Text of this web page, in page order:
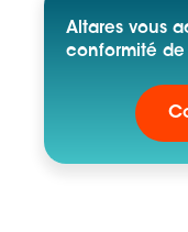
Altares vous
conformité de